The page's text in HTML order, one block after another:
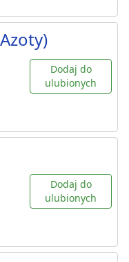
Dodaj do
ulubionych
Dodaj do
ulubionych